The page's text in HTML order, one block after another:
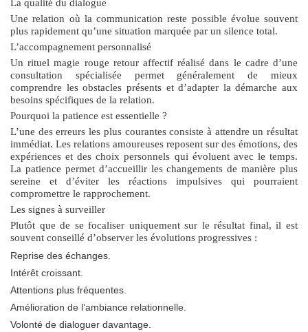
Une relation où la communication reste possible évolue souvent
plus rapidement qu’une situation marquée par un silence total.
L’accompagnement personnalisé
Unrituel magie rouge retour affectif réalisé dans le cadre d’une
consultation spécialisée permet généralement de mieux
comprendre les obstacles présents et d’adapter la démarche aux
besoins spécifiques de la relation.
Pourquoi la patience est essentielle ?
L’une des erreurs les plus courantes consiste à attendre un résultat
immédiat. Les relations amoureuses reposent sur des émotions, des
expériences et des choix personnels qui évoluent avec le temps.
La patience permet d’accueillir les changements de manière plus
sereine et d’éviter les réactions impulsives qui pourraient
compromettre le rapprochement.
Les signes à surveiller
Plutôt que de se focaliser uniquement sur le résultat final, il est
souvent conseillé d’observer les évolutions progressives :
Reprise des échanges.
Intérêt croissant.
Attentions plus fréquentes.
Amélioration de l’ambiance relationnelle.
Volonté de dialoguer davantage.